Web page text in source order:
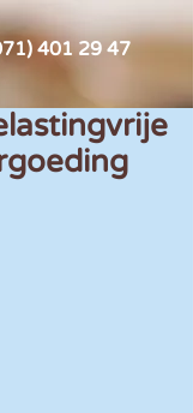
401 29 47